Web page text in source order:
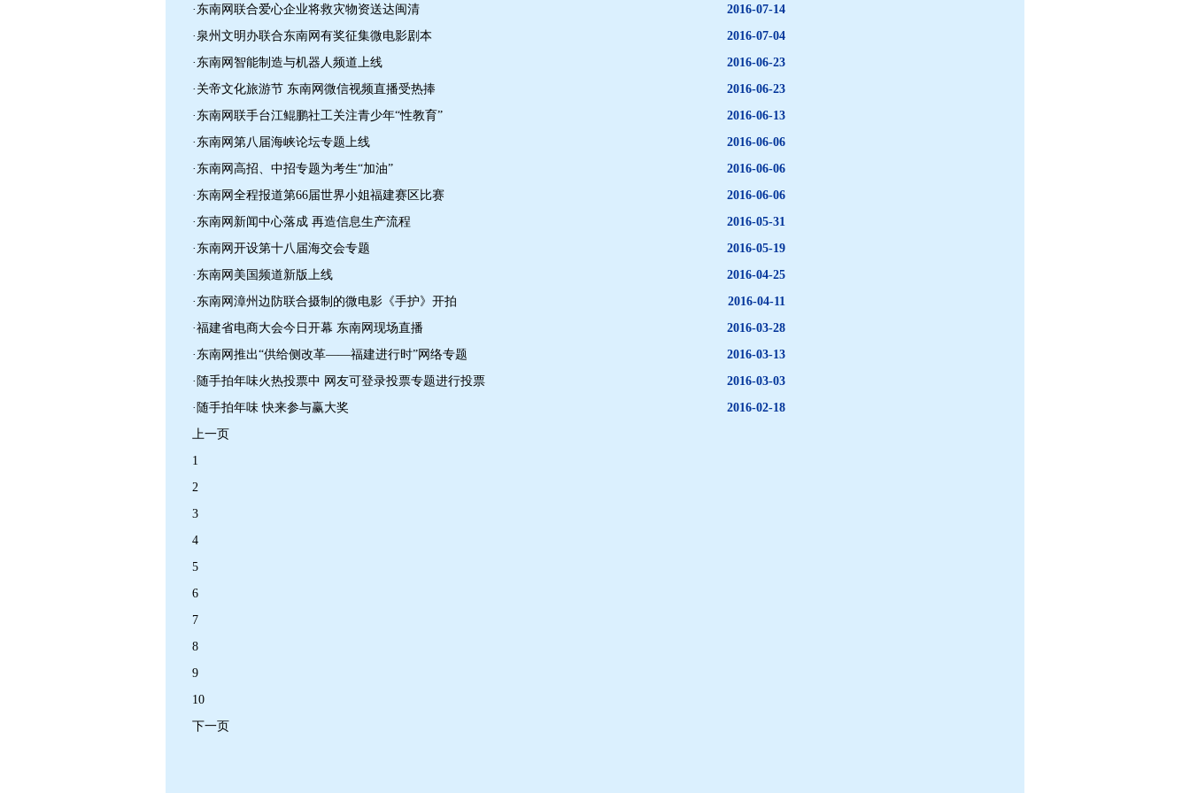
2016-07-14
·东南网联合爱心企业将救灾物资送达闽清
2016-07-04
·泉州文明办联合东南网有奖征集微电影剧本
2016-06-23
·东南网智能制造与机器人频道上线
2016-06-23
·关帝文化旅游节 东南网微信视频直播受热捧
2016-06-13
·东南网联手台江鲲鹏社工关注青少年“性教育”
2016-06-06
·东南网第八届海峡论坛专题上线
2016-06-06
·东南网高招、中招专题为考生“加油”
2016-06-06
·东南网全程报道第66届世界小姐福建赛区比赛
2016-05-31
·东南网新闻中心落成 再造信息生产流程
2016-05-19
·东南网开设第十八届海交会专题
2016-04-25
·东南网美国频道新版上线
2016-04-11
·东南网漳州边防联合摄制的微电影《手护》开拍
2016-03-28
·福建省电商大会今日开幕 东南网现场直播
2016-03-13
·东南网推出“供给侧改革——福建进行时”网络专题
2016-03-03
·随手拍年味火热投票中 网友可登录投票专题进行投票
2016-02-18
·随手拍年味 快来参与赢大奖
上一页
1
2
3
4
5
6
7
8
9
10
下一页